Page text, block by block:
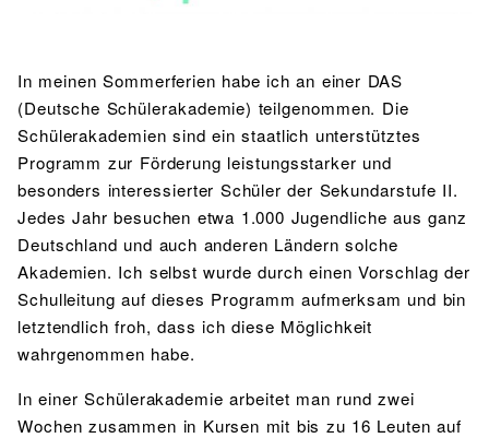
Lehrmittelfreiheit
Buchempfehlungen
MENSA & BISTRO
Mensa & Bistro Speiseplan
Ernährungskonzept
Food Scouts
FAQs
Sport als Leistungsfach Exkursionen
Wettkämpfe
Fachschaft
JtfO
In meinen Sommerferien habe ich an einer DAS
(Deutsche Schülerakademie) teilgenommen. Die
Schülerakademien sind ein staatlich unterstütztes
Programm zur Förderung leistungsstarker und
besonders interessierter Schüler der Sekundarstufe II.
Jedes Jahr besuchen etwa 1.000 Jugendliche aus ganz
Deutschland und auch anderen Ländern solche
Akademien. Ich selbst wurde durch einen Vorschlag der
Schulleitung auf dieses Programm aufmerksam und bin
letztendlich froh, dass ich diese Möglichkeit
wahrgenommen habe.
In einer Schülerakademie arbeitet man rund zwei
Wochen zusammen in Kursen mit bis zu 16 Leuten auf